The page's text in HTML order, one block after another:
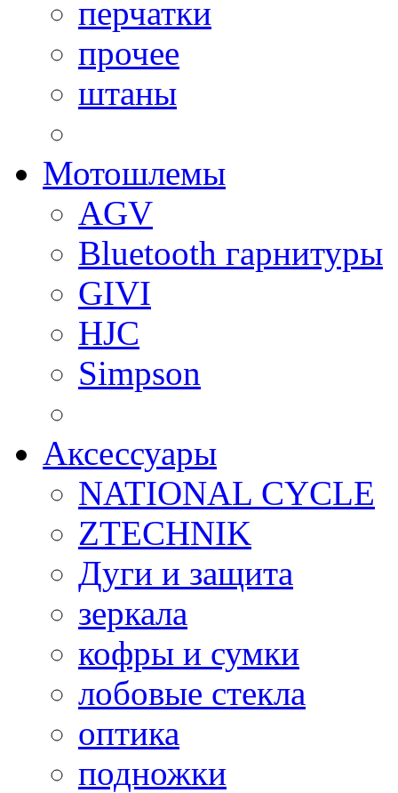
перчатки
прочее
штаны
Мотошлемы
AGV
Bluetooth гарнитуры
GIVI
HJC
Simpson
Аксессуары
NATIONAL CYCLE
ZTECHNIK
Дуги и защита
зеркала
кофры и сумки
лобовые стекла
оптика
подножки